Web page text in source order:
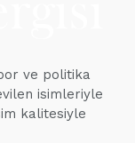
ve politika
isimleriyle
kalitesiyle